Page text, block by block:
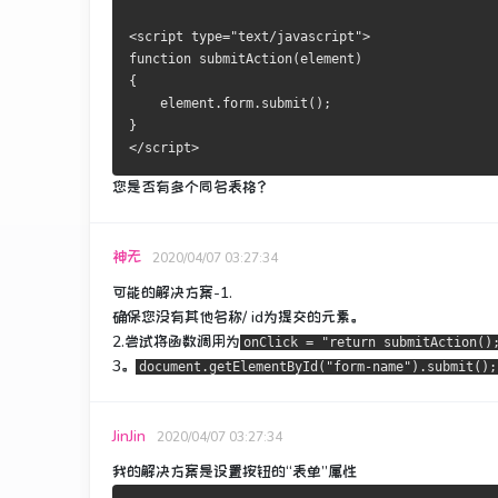
<script type="text/javascript">
function submitAction(element)
{
    element.form.submit();
}
</script>
您是否有多个同名表格？
神无 2020/04/07 03:27:34
可能的解决方案-1.
确保您没有其他名称/ id为提交的元素。
2.尝试将函数调用为 onClick = "return
3。 document.getElementById("form-name").submit();
JinJin 2020/04/07 03:27:34
我的解决方案是设置按钮的“表单”属性